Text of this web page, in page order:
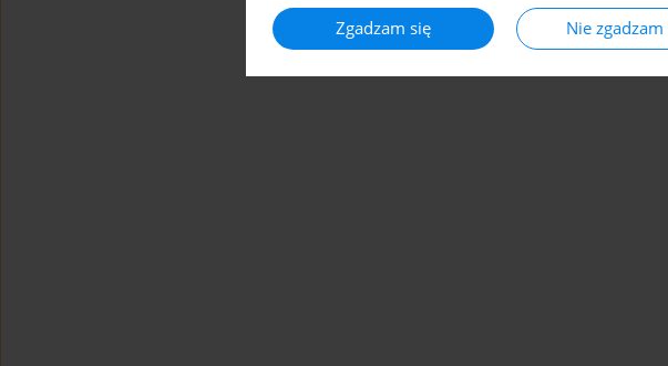
Zgadzam się Nie zgadzam